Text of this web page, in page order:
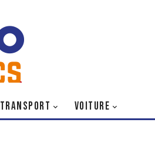
TRANSPORT VOITURE